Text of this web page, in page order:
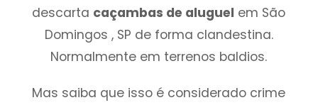
descarta caçambas de aluguel em São
Domingos , SP de forma clandestina.
Normalmente em terrenos baldios.
Mas saiba que isso é considerado crime